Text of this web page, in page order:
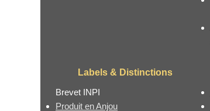
Labels & Distinctions
Brevet INPI
Produit en Anjou